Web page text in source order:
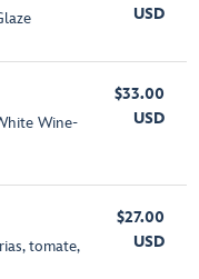
USD
Wine-
$33.00
USD
tomate,
$27.00
USD